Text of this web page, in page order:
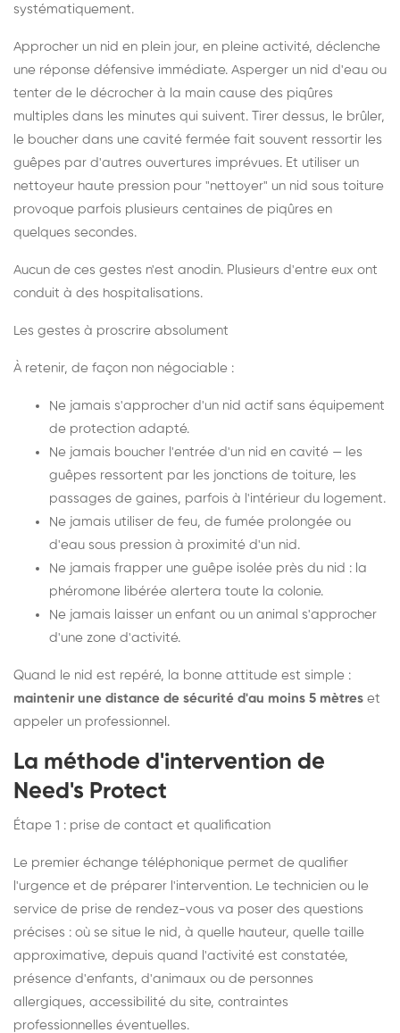
systématiquement.
Approcher un nid en plein jour, en pleine activité, déclenche
une réponse défensive immédiate. Asperger un nid d'eau ou
tenter de le décrocher à la main cause des piqûres
multiples dans les minutes qui suivent. Tirer dessus, le brûler,
le boucher dans une cavité fermée fait souvent ressortir les
guêpes par d'autres ouvertures imprévues. Et utiliser un
nettoyeur haute pression pour "nettoyer" un nid sous toiture
provoque parfois plusieurs centaines de piqûres en
quelques secondes.
Aucun de ces gestes n'est anodin. Plusieurs d'entre eux ont
conduit à des hospitalisations.
Les gestes à proscrire absolument
À retenir, de façon non négociable :
Ne jamais s'approcher d'un nid actif sans équipement
de protection adapté.
Ne jamais boucher l'entrée d'un nid en cavité — les
guêpes ressortent par les jonctions de toiture, les
passages de gaines, parfois à l'intérieur du logement.
Ne jamais utiliser de feu, de fumée prolongée ou
d'eau sous pression à proximité d'un nid.
Ne jamais frapper une guêpe isolée près du nid : la
phéromone libérée alertera toute la colonie.
Ne jamais laisser un enfant ou un animal s'approcher
d'une zone d'activité.
Quand le nid est repéré, la bonne attitude est simple :
maintenir une distance de sécurité d'au moins 5 mètres et
appeler un professionnel.
La méthode d'intervention de
Need's Protect
Étape 1 : prise de contact et qualification
Le premier échange téléphonique permet de qualifier
l'urgence et de préparer l'intervention. Le technicien ou le
service de prise de rendez-vous va poser des questions
précises : où se situe le nid, à quelle hauteur, quelle taille
approximative, depuis quand l'activité est constatée,
présence d'enfants, d'animaux ou de personnes
allergiques, accessibilité du site, contraintes
professionnelles éventuelles.